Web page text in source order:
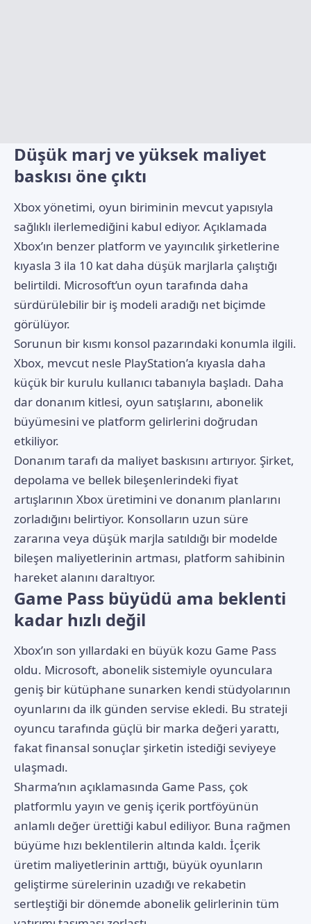
Düşük marj ve yüksek maliyet
baskısı öne çıktı
Xbox yönetimi, oyun biriminin mevcut yapısıyla
sağlıklı ilerlemediğini kabul ediyor. Açıklamada
Xbox’ın benzer platform ve yayıncılık şirketlerine
kıyasla 3 ila 10 kat daha düşük marjlarla çalıştığı
belirtildi. Microsoft’un oyun tarafında daha
sürdürülebilir bir iş modeli aradığı net biçimde
görülüyor.
Sorunun bir kısmı konsol pazarındaki konumla ilgili.
Xbox, mevcut nesle PlayStation’a kıyasla daha
küçük bir kurulu kullanıcı tabanıyla başladı. Daha
dar donanım kitlesi, oyun satışlarını, abonelik
büyümesini ve platform gelirlerini doğrudan
etkiliyor.
Donanım tarafı da maliyet baskısını artırıyor. Şirket,
depolama ve bellek bileşenlerindeki fiyat
artışlarının Xbox üretimini ve donanım planlarını
zorladığını belirtiyor. Konsolların uzun süre
zararına veya düşük marjla satıldığı bir modelde
bileşen maliyetlerinin artması, platform sahibinin
hareket alanını daraltıyor.
Game Pass büyüdü ama beklenti
kadar hızlı değil
Xbox’ın son yıllardaki en büyük kozu Game Pass
oldu. Microsoft, abonelik sistemiyle oyunculara
geniş bir kütüphane sunarken kendi stüdyolarının
oyunlarını da ilk günden servise ekledi. Bu strateji
oyuncu tarafında güçlü bir marka değeri yarattı,
fakat finansal sonuçlar şirketin istediği seviyeye
ulaşmadı.
Sharma’nın açıklamasında Game Pass, çok
platformlu yayın ve geniş içerik portföyünün
anlamlı değer ürettiği kabul ediliyor. Buna rağmen
büyüme hızı beklentilerin altında kaldı. İçerik
üretim maliyetlerinin arttığı, büyük oyunların
geliştirme sürelerinin uzadığı ve rekabetin
sertleştiği bir dönemde abonelik gelirlerinin tüm